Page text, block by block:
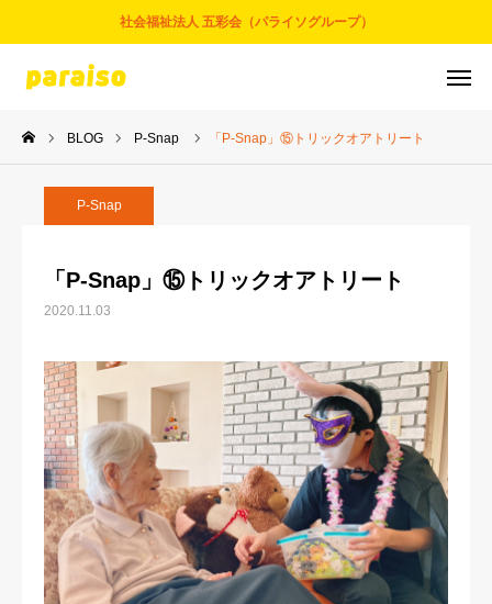
社会福祉法人 五彩会（パライソグループ）
BLOG P-Snap 「P-Snap」⑮トリックオアトリート
P-Snap
「P-Snap」⑮トリックオアトリート
2020.11.03
お問合せ サービスについて
アクセス
事業とサービス
お知らせ
パライソブログ
スタッフ紹介
法人概要